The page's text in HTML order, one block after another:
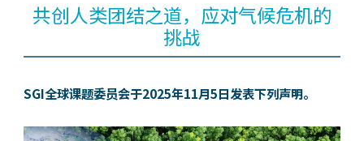
共创人类团结之道，应对气候危机的
挑战
SGI全球课题委员会于2025年11月5日发表下列声明。